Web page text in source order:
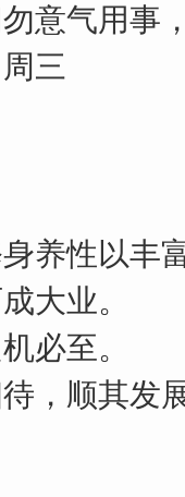
意气用事
三
养性以丰
大业。
必至。
，顺其发